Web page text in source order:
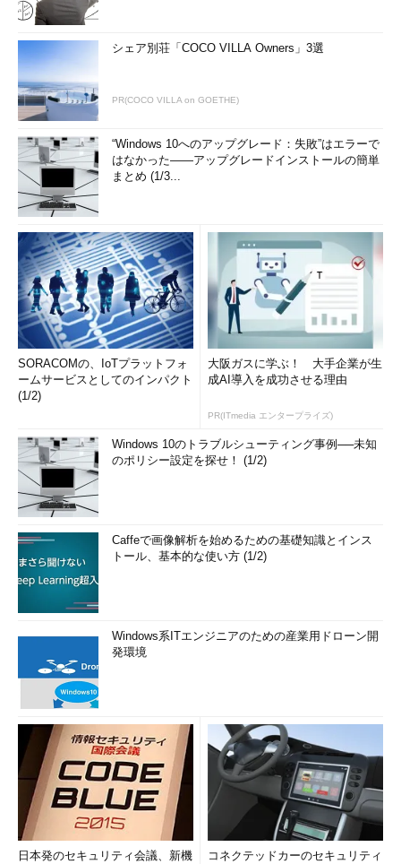
シェア別荘「COCO VILLA Owners」3選
PR(COCO VILLA on GOETHE)
“Windows 10へのアップグレード：失敗”はエラーで
はなかった――アップグレードインストールの簡単
まとめ (1/3...
SORACOMの、IoTプラットフォ
ームサービスとしてのインパクト
(1/2)
大阪ガスに学ぶ！ 大手企業が生
成AI導入を成功させる理由
PR(ITmedia エンタープライズ)
Windows 10のトラブルシューティング事例──未知
のポリシー設定を探せ！ (1/2)
Caffeで画像解析を始めるための基礎知識とインス
トール、基本的な使い方 (1/2)
Windows系ITエンジニアのための産業用ドローン開
発環境
日本発のセキュリティ会議、新機
コネクテッドカーのセキュリティ